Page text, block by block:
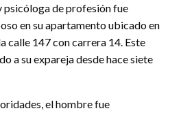
psicóloga de profesión fue
en su apartamento ubicado en
calle 147 con carrera 14. Este
a su expareja desde hace siete
el hombre fue